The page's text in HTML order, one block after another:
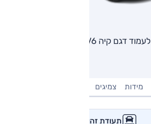
לעמוד דגם קיה EV6
מידות צמיגים
תעודת זהות